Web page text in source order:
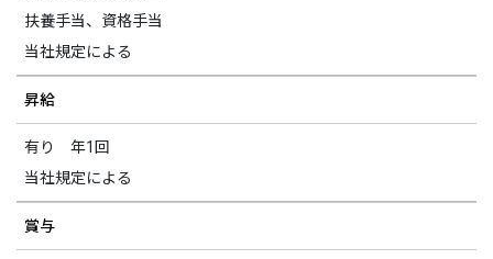
扶養手当、資格手当
当社規定による
昇給
有り 年1回
当社規定による
賞与
お問い合わせ